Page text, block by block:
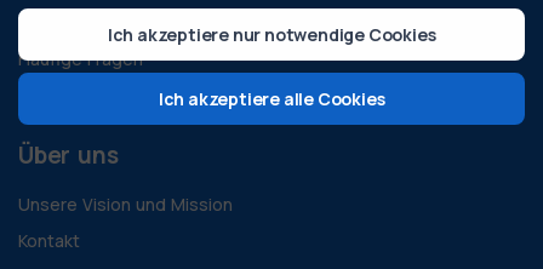
Anleitungen und Dokumente
Häufige Fragen
Entwicklerressourcen
Über uns
Unsere Vision und Mission
Kontakt
Ich akzeptiere nur notwendige Cookies
Ich akzeptiere alle Cookies